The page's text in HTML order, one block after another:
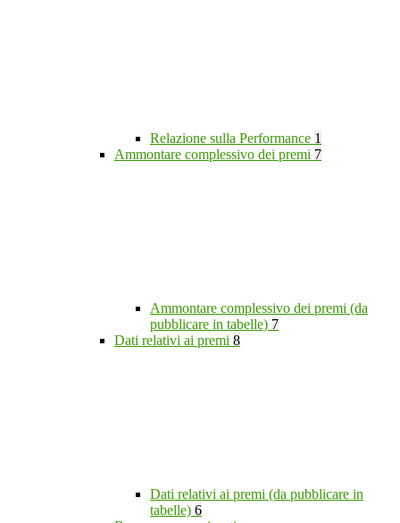
Relazione sulla Performance 1
Ammontare complessivo dei premi 7
Ammontare complessivo dei premi (da
pubblicare in tabelle) 7
Dati relativi ai premi 8
Dati relativi ai premi (da pubblicare in
tabelle) 6